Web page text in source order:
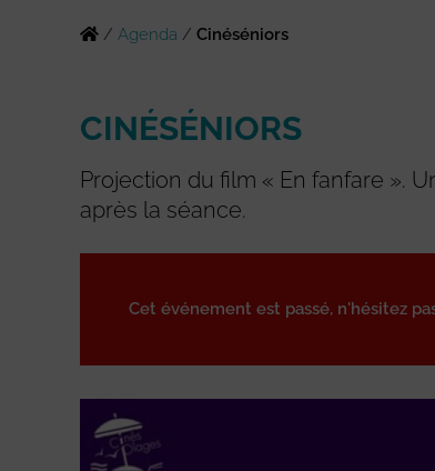
/ Agenda / Cinéséniors
CINÉSÉNIORS
Projection du film « En fanfare ».
après la séance.
Cet événement est passé, n'hésitez